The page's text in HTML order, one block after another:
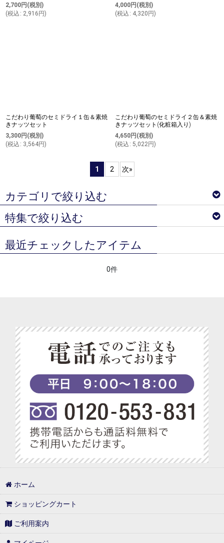
2,700円 (税別)
(税込 : 2,916 円)
4,000円 (税別)
(税込 : 4,320 円)
こだわり葡萄のセミドライ１缶＆素焼
きナッツセット
3,300円 (税別)
(税込 : 3,564円)
こだわり葡萄のセミドライ２缶＆素焼
きナッツセット(化粧箱入り)
4,650円 (税別)
(税込 : 5,022円)
1 2 次»
カテゴリで絞り込む
トマトクリスタル＆トマトルビー
ノンアルコールスパークリング＆ワイン
ドライフルーツ＆ナッツ
ジェラート＆アイス
ベジアレンジメント
ベジターレセレクト
セラムハンドクリーム
手提げ袋・ラッピング
特集で絞り込む
ベジターレ サマーギフトギフト特集
ベジターレ グルテンフリーの米粉スイーツ特集
ベジターレ コーディアル特集
ベジターレ 幸せの缶ケーキ
ベジターレ アレンジレシピ特集
プチギフト特集
べジターレ ノンアルコールスパークリング特集
1,000円以内
1,000円台の可愛いギフト
1,001円〜3,000円
最近チェックしたアイテム
0件
ホーム
ショッピングカート
ご利用案内